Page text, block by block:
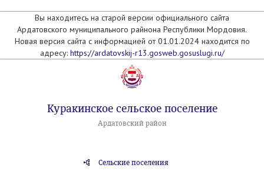
Вы находитесь на старой версии официального сайта
Ардатовского муниципального райнона Республики Мордовия.
Новая версия сайта с информацией от 01.01.2024 находится по
адресу: https://ardatovskij-r13.gosweb.gosuslugi.ru/
Куракинское сельское поселение
Ардатовский район
Сельские поселения